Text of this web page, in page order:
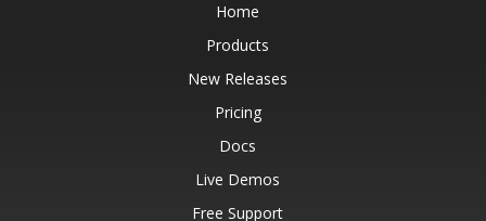
Home
Products
New Releases
Pricing
Docs
Live Demos
Free Support